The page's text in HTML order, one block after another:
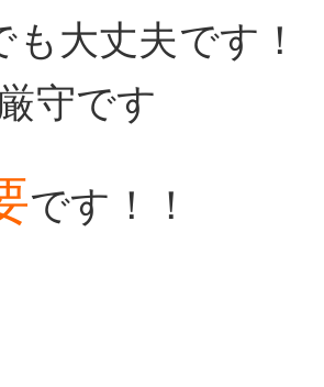
大丈夫です！
守です
です！！